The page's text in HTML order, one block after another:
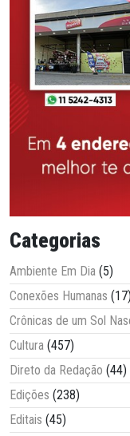
Categorias
Ambiente Em Dia (5)
Conexões Humanas (17)
Crônicas de um Sol
Cultura (457)
Direto da Redação (44)
Edições (238)
Editais (45)